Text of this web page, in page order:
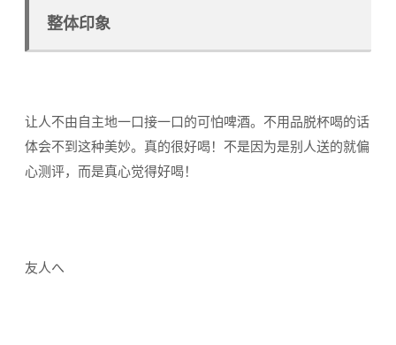
整体印象
让人不由自主地一口接一口的可怕啤酒。不用品脱杯喝的话
体会不到这种美妙。真的很好喝！不是因为是别人送的就偏
心测评，而是真心觉得好喝！
友人へ